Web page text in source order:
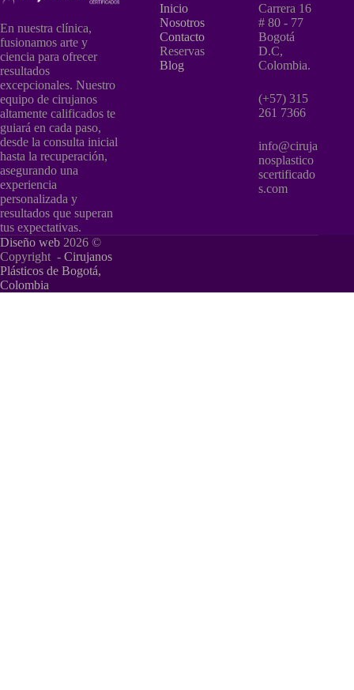
En nuestra clínica,
fusionamos arte y
ciencia para ofrecer
resultados
excepcionales. Nuestro
equipo de cirujanos
altamente calificados te
guiará en cada paso,
desde la consulta inicial
hasta la recuperación,
asegurando una
experiencia
personalizada y
resultados que superan
tus expectativas.
Inicio
Nosotros
Contacto
Reservas
Blog
Carrera 16
# 80 - 77
Bogotá
D.C,
Colombia.
(+57) 315
261 7366
info@ciruja
nosplastico
scertificado
s.com
Diseño web 2026 ©
Copyright - Cirujanos
Plásticos de Bogotá,
Colombia